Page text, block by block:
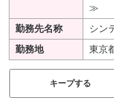
≫
勤務先名称 シン
勤務地 東京
キープする